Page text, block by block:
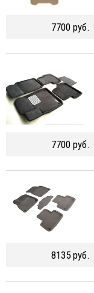
7700 руб.
7700 руб.
8135 руб.